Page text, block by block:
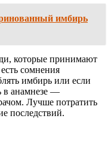
имбирь
которые принимают
сомнения
имбирь или если
в анамнезе —
Лучше потратить
последствий.